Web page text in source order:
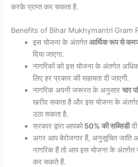
करके प्राप्त कर सकता है.
Benefits of Bihar Mukhymantri Gram
इस योजना के अंतर्गतआर्थिक रूप से
दिया जाएगा.
नागरिकों को इस योजना के अंतर्गत
लिए हर प्रकार की सहायता दी जाएगी.
नागरिक अपनी जरूरत के अनुसारचार
खरीद सकता है और इस योजना के अंतर्गत
उठा सकता है.
सरकार द्वारा आपको50% की सब्सिडीदी
अगर आप बेरोजगार हैं, अनुसूचित जाति
नागरिक हैं तो आप इस योजना के
कर सकते हैं.